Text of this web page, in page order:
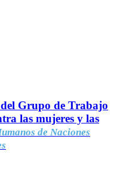
Grupo de Trabajo
las mujeres y las
de Naciones